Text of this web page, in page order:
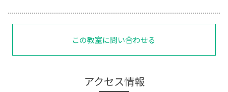
この教室に問い合わせる
アクセス情報